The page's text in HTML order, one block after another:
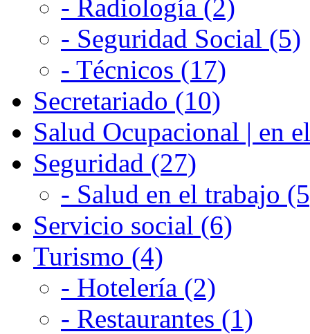
- Radiología (2)
- Seguridad Social (5)
- Técnicos (17)
Secretariado (10)
Salud Ocupacional | en
Seguridad (27)
- Salud en el trabajo
Servicio social (6)
Turismo (4)
- Hotelería (2)
- Restaurantes (1)